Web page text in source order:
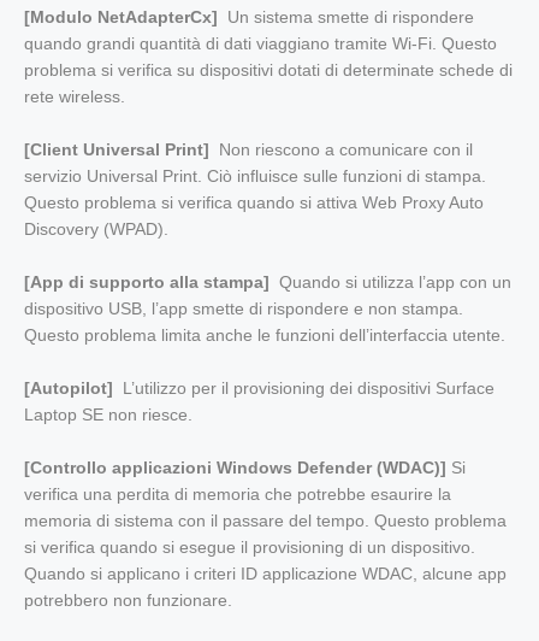
[Modulo NetAdapterCx]
Un sistema smette di rispondere
quando grandi quantità di dati viaggiano tramite Wi-Fi. Questo
problema si verifica su dispositivi dotati di determinate schede di
rete wireless.
[Client Universal Print] Non riescono a comunicare con il
servizio Universal Print. Ciò influisce sulle funzioni di stampa.
Questo problema si verifica quando si attiva Web Proxy Auto
Discovery (WPAD).
[App di supporto alla stampa] Quando si utilizza l’app con un
dispositivo USB, l’app smette di rispondere e non stampa.
Questo problema limita anche le funzioni dell’interfaccia utente.
[Autopilot] L’utilizzo per il provisioning dei dispositivi Surface
Laptop SE non riesce.
[Controllo applicazioni Windows Defender (WDAC)] Si
verifica una perdita di memoria che potrebbe esaurire la
memoria di sistema con il passare del tempo. Questo problema
si verifica quando si esegue il provisioning di un dispositivo.
Quando si applicano i criteri ID applicazione WDAC, alcune app
potrebbero non funzionare.